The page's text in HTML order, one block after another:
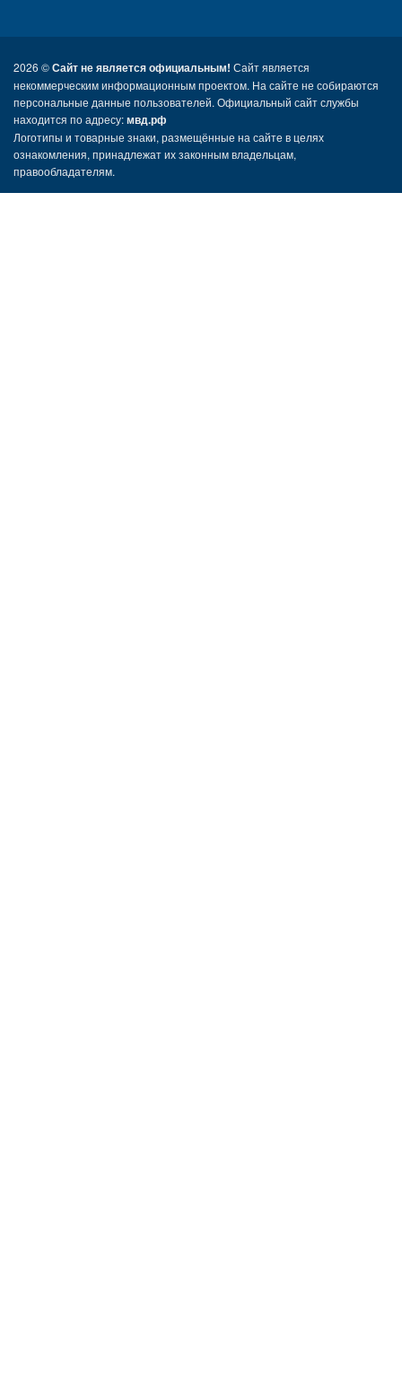
2026 ©Сайт не является официальным! Сайт является
некоммерческим информационным проектом. На сайте не собираются
персональные данные пользователей. Официальный сайт службы
находится по адресу:мвд.рф
Логотипы и товарные знаки, размещённые на сайте в целях
ознакомления, принадлежат их законным владельцам,
правообладателям.